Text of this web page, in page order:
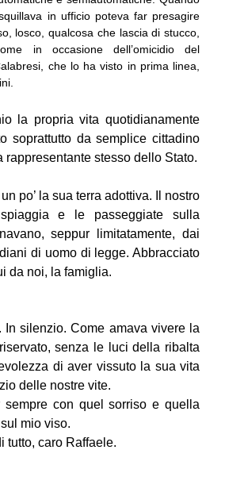
in ufficio poteva far presagire
losco, qualcosa che lascia di stucco,
in occasione dell’omicidio del
che lo ha visto in prima linea,
la propria vita quotidianamente
soprattutto da semplice cittadino
rappresentante stesso dello Stato.
po’ la sua terra adottiva. Il nostro
e le passeggiate sulla
seppur limitatamente, dai
di uomo di legge. Abbracciato
da noi, la famiglia.
In silenzio. Come amava vivere la
senza le luci della ribalta
di aver vissuto la sua vita
delle nostre vite.
sempre con quel sorriso e quella
mio viso.
tutto, caro Raffaele.